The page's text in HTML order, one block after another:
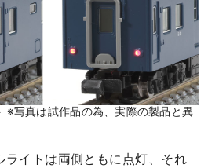
※写真は試作品の為、実際の製品と異
ライトは両側ともに点灯、それ